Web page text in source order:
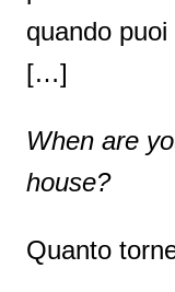
quando
[…]
When are
house?
Quanto